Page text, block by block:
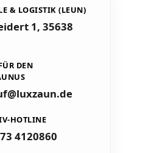
& LOGISTIK (LEUN)
1, 35638
DEN
HOTLINE
4120860